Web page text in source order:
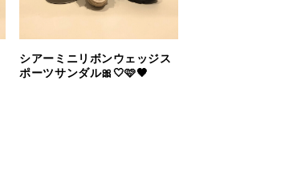
シアーミニリボンウェッジス
ポーツサンダル🎀🤍🩷🖤